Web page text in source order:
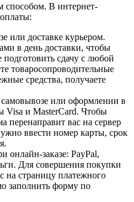
способом. В интернет-
или доставке курьером.
в день доставки, чтобы
подготовить сдачу с любой
товаросопроводительные
средства, получаете
или оформлении в
Visa и MasterCard. Чтобы
перенаправит вас на сервер
ввести номер карты, срок
онлайн-заказе: PayPal,
Для совершения покупки
на страницу платежного
заполнить форму по